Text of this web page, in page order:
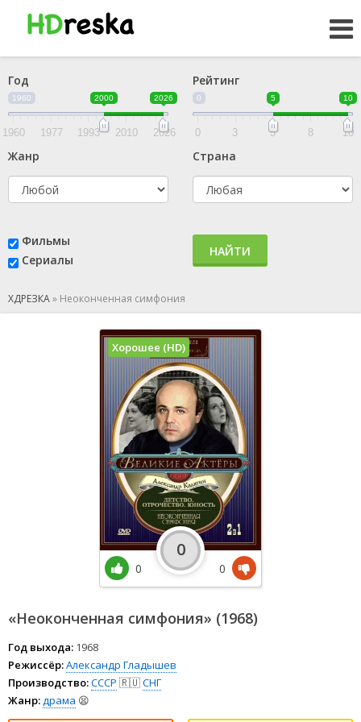
Год
1960 2000 2026
1960 1977 1993 2010 2026
Рейтинг
0 5 10
0 3 5 8 10
Жанр Страна
Фильмы
Сериалы
НАЙТИ
ХДРЕЗКА» Неоконченная симфония
«Неоконченная симфония» (1968)
Год выхода: 1968
Режиссёр:Александр Гладышев
Производство:СССР 🇷🇺СНГ
Жанр:драма 😫
Хорошее (HD)
0
0
0